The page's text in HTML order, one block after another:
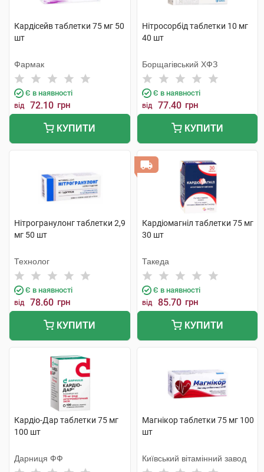
Кардісейв таблетки 75 мг 50
шт
Фармак
Є в наявності
від 72.10 грн
КУПИТИ
Нітросорбід таблетки 10 мг
40 шт
Борщагівський ХФЗ
Є в наявності
від 77.40 грн
КУПИТИ
Нітрогранулонг таблетки 2,9
мг 50 шт
Технолог
Є в наявності
від 78.60 грн
КУПИТИ
Кардіомагніл таблетки 75 мг
30 шт
Такеда
Є в наявності
від 85.70 грн
КУПИТИ
Кардіо-Дар таблетки 75 мг
100 шт
Дарниця ФФ
Магнікор таблетки 75 мг 100
шт
Київський вітамінний завод